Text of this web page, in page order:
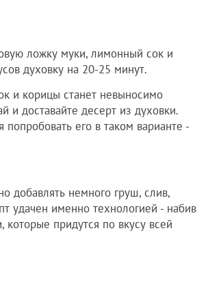
ложку муки, лимонный сок и
духовку на 20-25 минут.
и корицы станет невыносимо
и доставайте десерт из духовки.
его в таком варианте -
добавлять немного груш, слив,
удачен именно технологией - набив
придутся по вкусу всей